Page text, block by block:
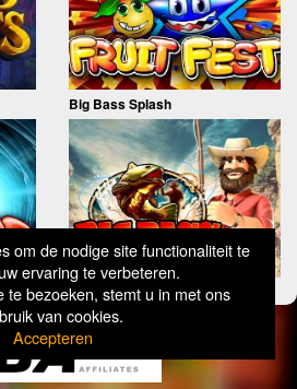
om de nodige site functionaliteit te
ervaring te verbeteren.
te bezoeken, stemt u in met ons
van cookies.
Accepteren
Big Bass Splash